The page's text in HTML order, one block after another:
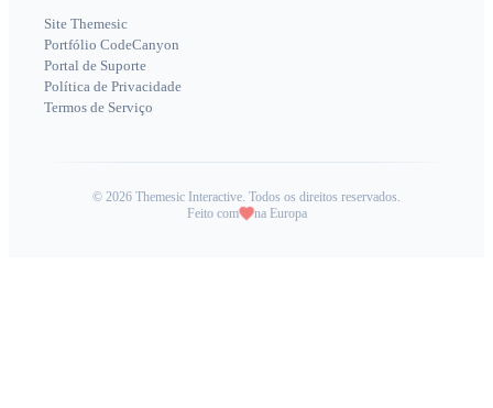
Site Themesic
Portfólio CodeCanyon
Portal de Suporte
Política de Privacidade
Termos de Serviço
© 2026 Themesic Interactive. Todos os direitos reservados.
Feito com
na Europa